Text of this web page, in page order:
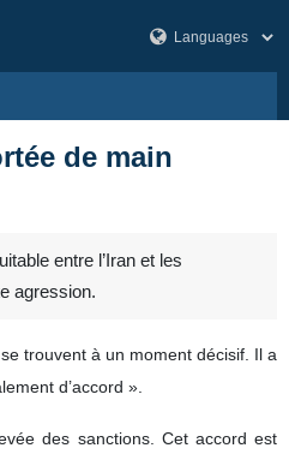
de main
entre l’Iran et les
agression.
trouvent à un moment décisif. Il a
d’accord ».
des sanctions. Cet accord est